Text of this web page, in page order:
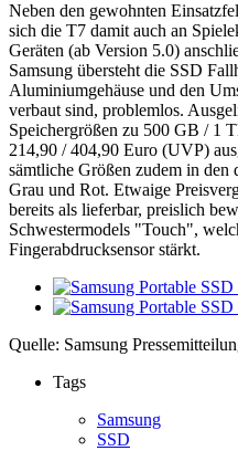
Neben den gewohnten
sich die T7 damit auch an
Geräten (ab Version 5.0)
Samsung übersteht die SSD
Aluminiumgehäuse und den
verbaut sind, problemlos.
Speichergrößen zu 500 GB / 1
214,90 / 404,90 Euro (UVP)
sämtliche Größen zudem in den
Grau und Rot. Etwaige
bereits als lieferbar, preislich
Schwestermodels "Touch",
Fingerabdrucksensor stärkt.
Quelle: Samsung
Tags
Samsung
SSD